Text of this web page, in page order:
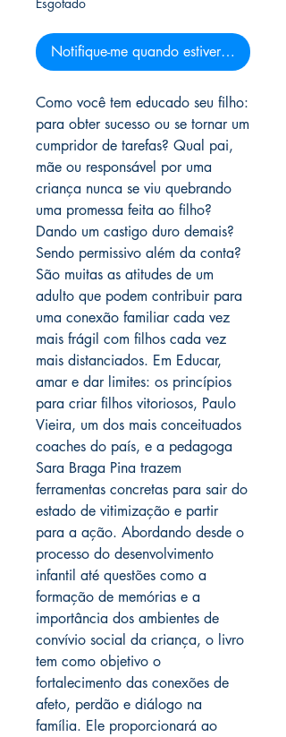
Notifique-me quando estiver disponível
Como você tem educado seu filho:
para obter sucesso ou se tornar um
cumpridor de tarefas? Qual pai,
mãe ou responsável por uma
criança nunca se viu quebrando
uma promessa feita ao filho?
Dando um castigo duro demais?
Sendo permissivo além da conta?
São muitas as atitudes de um
adulto que podem contribuir para
uma conexão familiar cada vez
mais frágil com filhos cada vez
mais distanciados. Em Educar,
amar e dar limites: os princípios
para criar filhos vitoriosos, Paulo
Vieira, um dos mais conceituados
coaches do país, e a pedagoga
Sara Braga Pina trazem
ferramentas concretas para sair do
estado de vitimização e partir
para a ação. Abordando desde o
processo do desenvolvimento
infantil até questões como a
formação de memórias e a
importância dos ambientes de
convívio social da criança, o livro
tem como objetivo o
fortalecimento das conexões de
afeto, perdão e diálogo na
família. Ele proporcionará ao